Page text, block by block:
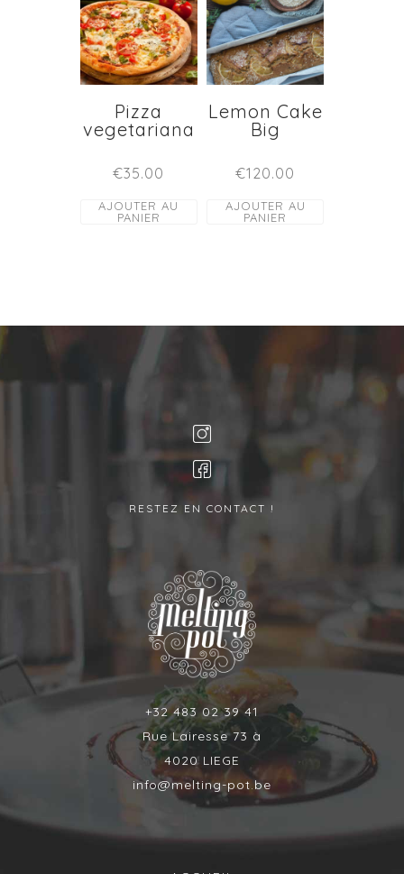
Pizza
vegetariana
€35.00
AJOUTER AU
PANIER
Lemon Cake
Big
€120.00
AJOUTER AU
PANIER
RESTEZ EN CONTACT !
+32 483 02 39 41
Rue Lairesse 73 à
4020 LIEGE
info@melting-pot.be